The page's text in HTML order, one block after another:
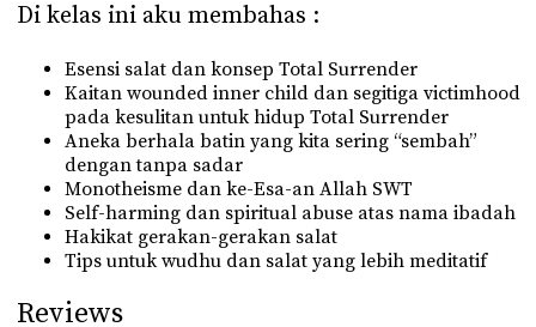
Di kelas ini aku membahas :
Esensi salat dan konsep Total Surrender
Kaitan wounded inner child dan segitiga victimhood
pada kesulitan untuk hidup Total Surrender
Aneka berhala batin yang kita sering “sembah”
dengan tanpa sadar
Monotheisme dan ke-Esa-an Allah SWT
Self-harming dan spiritual abuse atas nama ibadah
Hakikat gerakan-gerakan salat
Tips untuk wudhu dan salat yang lebih meditatif
Reviews